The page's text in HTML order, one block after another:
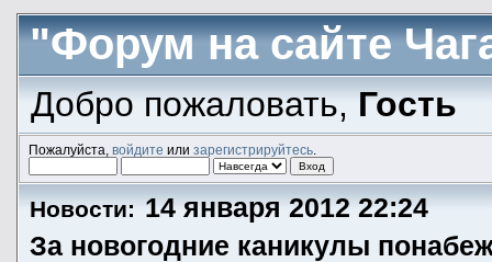
"Форум на сайте
Добро пожаловать,Гость
Пожалуйста, войдите или зарегистрируйтесь.
Новости: 14 января 2012 22:24
За новогодние каникулы